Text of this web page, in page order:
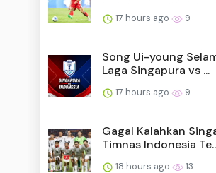
17 hours ago 9
Song Ui-young
Laga Singapura vs ...
17 hours ago 9
Gagal Kalahkan
Timnas Indonesia
18 hours ago 13